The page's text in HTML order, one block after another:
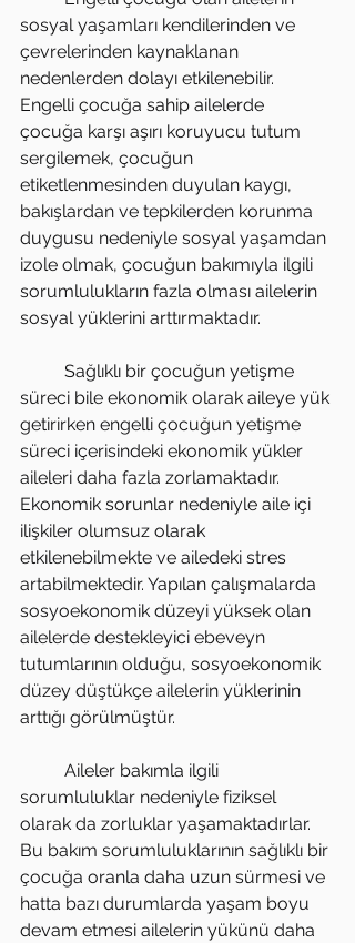
sosyal yaşamları kendilerinden ve
çevrelerinden kaynaklanan
nedenlerden dolayı etkilenebilir.
Engelli çocuğa sahip ailelerde
çocuğa karşı aşırı koruyucu tutum
sergilemek, çocuğun
etiketlenmesinden duyulan kaygı,
bakışlardan ve tepkilerden korunma
duygusu nedeniyle sosyal yaşamdan
izole olmak, çocuğun bakımıyla ilgili
sorumlulukların fazla olması ailelerin
sosyal yüklerini arttırmaktadır.
süreci bile ekonomik olarak aileye yük
getirirken engelli çocuğun yetişme
süreci içerisindeki ekonomik yükler
aileleri daha fazla zorlamaktadır.
Ekonomik sorunlar nedeniyle aile içi
ilişkiler olumsuz olarak
etkilenebilmekte ve ailedeki stres
artabilmektedir. Yapılan çalışmalarda
sosyoekonomik düzeyi yüksek olan
ailelerde destekleyici ebeveyn
tutumlarının olduğu, sosyoekonomik
düzey düştükçe ailelerin yüklerinin
arttığı görülmüştür.
sorumluluklar nedeniyle fiziksel
olarak da zorluklar yaşamaktadırlar.
Bu bakım sorumluluklarının sağlıklı bir
çocuğa oranla daha uzun sürmesi ve
hatta bazı durumlarda yaşam boyu
devam etmesi ailelerin yükünü daha